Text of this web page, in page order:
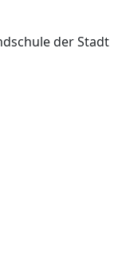
der Stadt